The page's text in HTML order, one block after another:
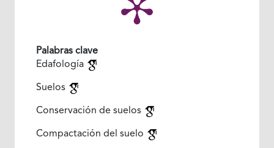
Palabras clave
Edafología
Suelos
Conservación de suelos
Compactación del suelo